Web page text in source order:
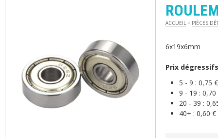
ACCUEIL > PIÈCES
6x19x6mm
Prix dégressifs
5 - 9 : 0,75
9 - 19 :
20 - 39 :
40+ : 0,60 €